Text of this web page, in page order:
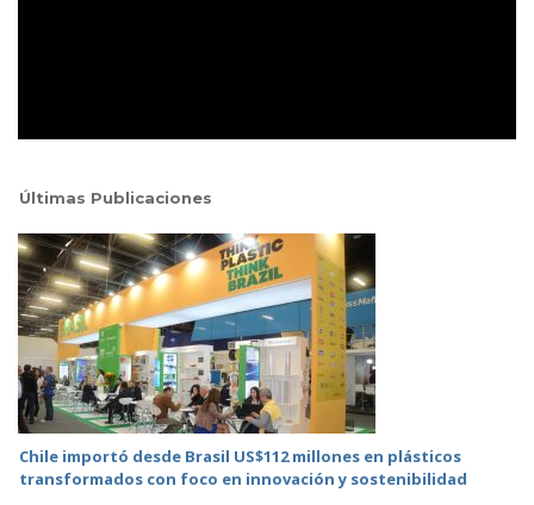
Últimas Publicaciones
Chile importó desde Brasil US$112 millones en plásticos
transformados con foco en innovación y sostenibilidad